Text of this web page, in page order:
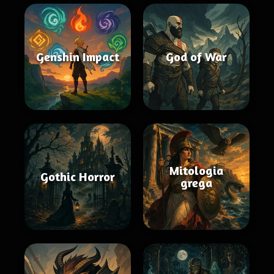
Genshin Impact God of War
Gothic Horror
Mitologia
grega